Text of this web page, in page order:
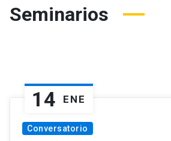
Seminarios
14 ENE
Conversatorio